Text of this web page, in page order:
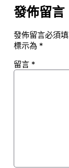
發佈留言
發佈留言必須
標示為 *
留言 *